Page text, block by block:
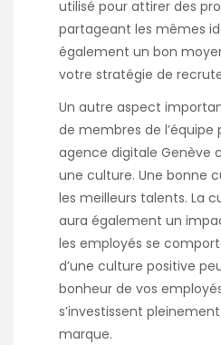
utilisé pour attirer des
partageant les mêmes
également un bon
votre stratégie de
Un autre aspect
de membres de l’équipe
agence digitale Genève
une culture. Une bonne
les meilleurs talents. La
aura également un
les employés se
d’une culture positive
bonheur de vos
s’investissent
marque.